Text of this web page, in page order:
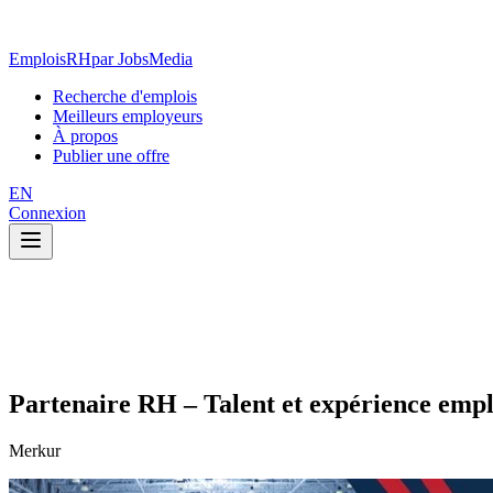
EmploisRHpar JobsMedia
Recherche d'emplois
Meilleurs employeurs
À propos
Publier une offre
EN
Connexion
Partenaire RH – Talent et expérience
Merkur